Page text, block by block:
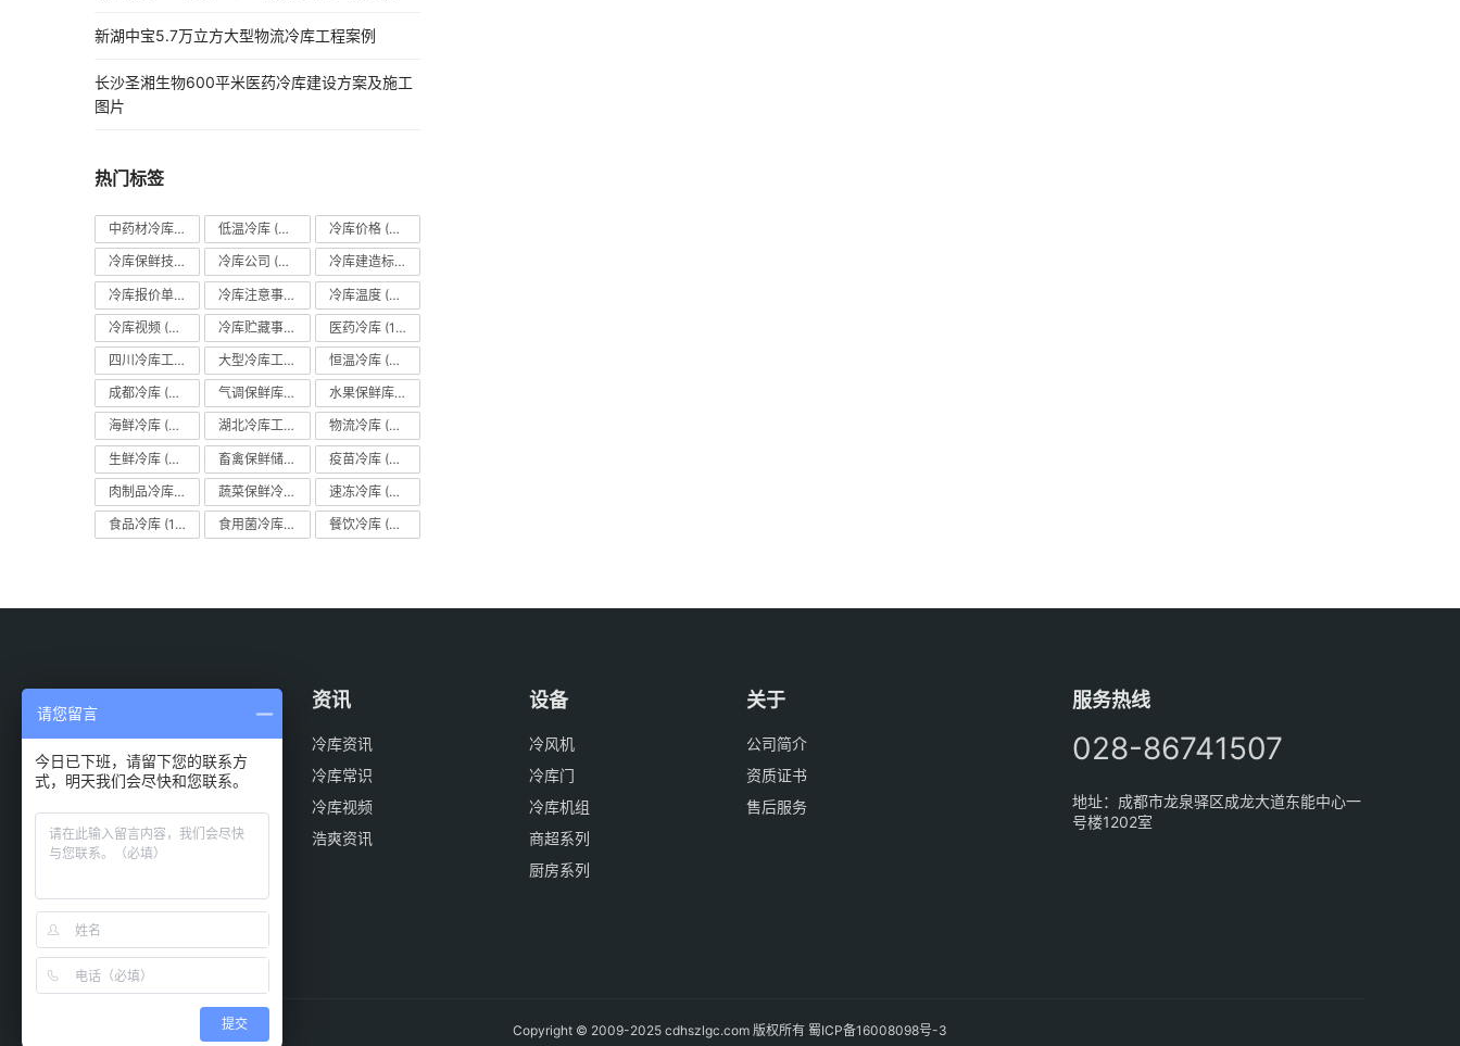
新湖中宝5.7万立方大型物流冷库工程案例
长沙圣湘生物600平米医药冷库建设方案及施工
图片
热门标签
中药材冷库
(27) 低温冷库 (70) 冷库价格(490)
冷库保鲜技术 冷库公司 (31) 冷库建造标准
冷库报价单
(121) 冷库注意事项 冷库温度(84)
冷库视频 (24) 冷库贮藏事项 医药冷库(114)
四川冷库工程 大型冷库工程 恒温冷库(57)
成都冷库 (66) 气调保鲜库
(101) 水果保鲜库
(293)
海鲜冷库 (27) 湖北冷库工程 物流冷库(29)
生鲜冷库 (22) 畜禽保鲜储藏库 (26)疫苗冷库(22)
肉制品冷库
(78) 蔬菜保鲜冷库 (197)速冻冷库(35)
食品冷库 (109) 食用菌冷库
(29) 餐饮冷库(28)
医药冷库
物流冷库
食品冷库
果蔬冷库
资讯
冷库资讯
冷库常识
冷库视频
浩爽资讯
设备
冷风机
冷库门
冷库机组
商超系列
厨房系列
关于
公司简介
资质证书
售后服务
服务热线
028-86741507
地址：成都市龙泉驿区成龙大道东能中心一
号楼1202室
Copyright © 2009-2025 cdhszlgc.com 版权所有 蜀ICP备16008098号-3
请您留言
今日已下班，请留下您的联系方
式，明天我们会尽快和您联系。
提交